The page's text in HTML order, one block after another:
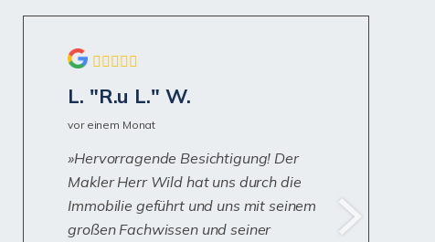
L. "R.u L." W.
vor einem Monat
Hervorragende Besichtigung! Der
Makler Herr Wild hat uns durch die
Immobilie geführt und uns mit seinem
großen Fachwissen und seiner